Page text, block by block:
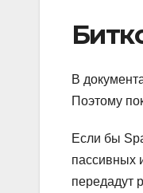
В
Поэтому
Если бы
пассивных
передадут